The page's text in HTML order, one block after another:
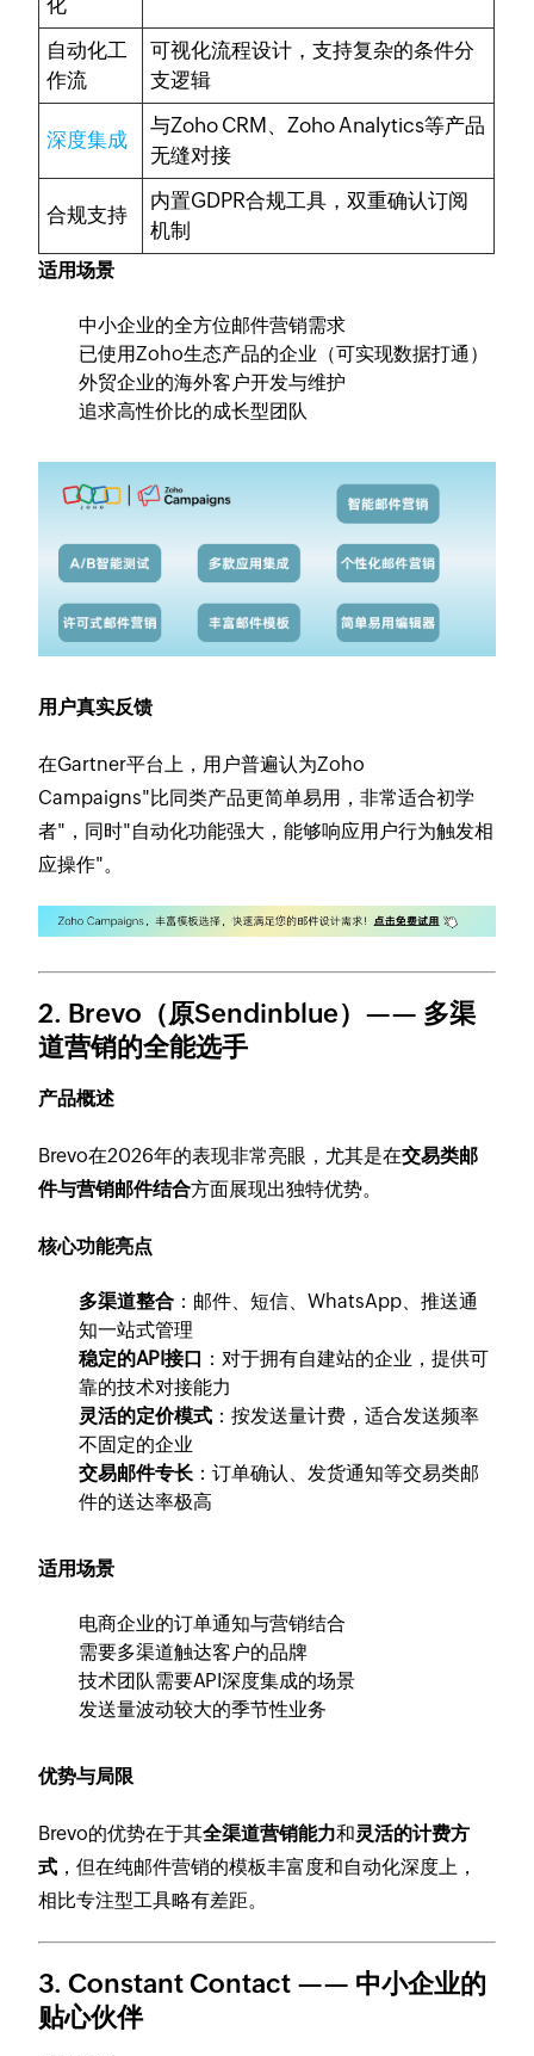
自动化工
作流
可视化流程设计，支持复杂的条件分
支逻辑
深度集成
与Zoho CRM、Zoho Analytics等产品
无缝对接
合规支持
内置GDPR合规工具，双重确认订阅
机制
适用场景
中小企业的全方位邮件营销需求
已使用Zoho生态产品的企业（可实现数据打通）
外贸企业的海外客户开发与维护
追求高性价比的成长型团队
用户真实反馈
在Gartner平台上，用户普遍认为Zoho
Campaigns"比同类产品更简单易用，非常适合初学
者"，同时"自动化功能强大，能够响应用户行为触发相
应操作"。
2. Brevo（原Sendinblue）—— 多渠
道营销的全能选手
产品概述
Brevo在2026年的表现非常亮眼，尤其是在交易类邮
件与营销邮件结合方面展现出独特优势。
核心功能亮点
多渠道整合 ：邮件、短信、WhatsApp、推送通
知一站式管理
稳定的API接口 ：对于拥有自建站的企业，提供可
靠的技术对接能力
灵活的定价模式 ：按发送量计费，适合发送频率
不固定的企业
交易邮件专长 ：订单确认、发货通知等交易类邮
件的送达率极高
适用场景
电商企业的订单通知与营销结合
需要多渠道触达客户的品牌
技术团队需要API深度集成的场景
发送量波动较大的季节性业务
优势与局限
Brevo的优势在于其全渠道营销能力和灵活的计费方
式 ，但在纯邮件营销的模板丰富度和自动化深度上，
相比专注型工具略有差距。
3. Constant Contact —— 中小企业的
贴心伙伴